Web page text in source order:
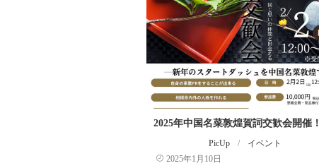
2025年中国名菜敦煌賀詞交歓会開催！
PicUp /
イベント
2025年1月10日